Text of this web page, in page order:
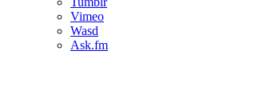
Vimeo
Wasd
Ask.fm